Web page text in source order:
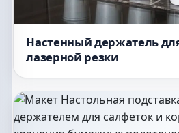
Настенный держатель
лазерной резки